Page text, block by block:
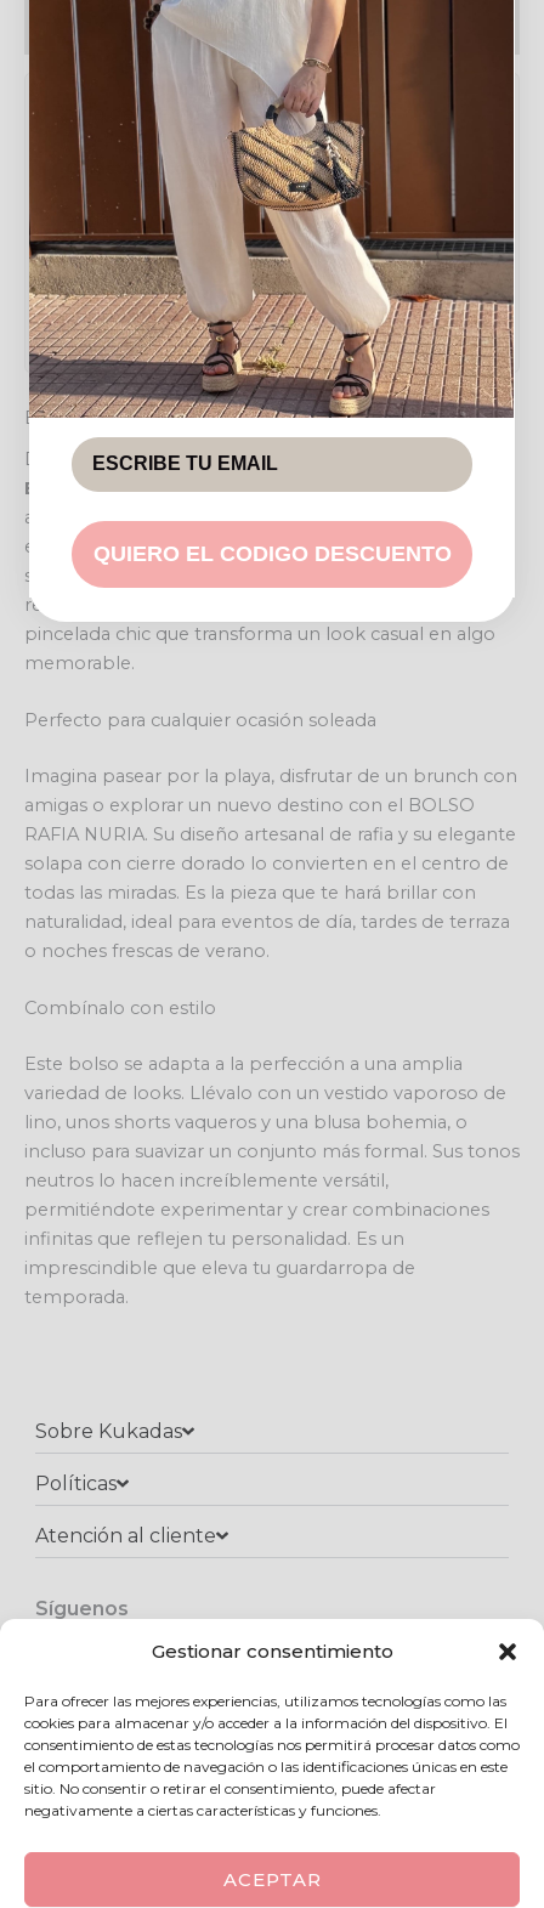
Gestionar consentimiento
Para ofrecer las mejores experiencias, utilizamos tecnologías como las
cookies para almacenar y/o acceder a la información del dispositivo. El
consentimiento de estas tecnologías nos permitirá procesar datos como
el comportamiento de navegación o las identificaciones únicas en este
sitio. No consentir o retirar el consentimiento, puede afectar
negativamente a ciertas características y funciones.
ACEPTAR
Política de devoluciones
Tabla de medidas
Característica Medida
Ancho 27 cm
Alto 24 cm
Fondo 7 cm
EL TOQUE FINAL PARA TUS DÍAS DE VERANO
Descubre el encanto natural y la versatilidad del
BOLSO RAFIA NURIA, el compañero ideal para tus
aventuras estivales. Este bolso no es solo un accesorio;
es una declaración de estilo que te envuelve en una
sensación de ligereza y sofisticación. Siente cómo
realza cada uno de tus atuendos, aportándote esa
pincelada chic que transforma un look casual en algo
memorable.
Perfecto para cualquier ocasión soleada
Imagina pasear por la playa, disfrutar de un brunch con
amigas o explorar un nuevo destino con el BOLSO
RAFIA NURIA. Su diseño artesanal de rafia y su elegante
solapa con cierre dorado lo convierten en el centro de
todas las miradas. Es la pieza que te hará brillar con
naturalidad, ideal para eventos de día, tardes de terraza
o noches frescas de verano.
Combínalo con estilo
Este bolso se adapta a la perfección a una amplia
variedad de looks. Llévalo con un vestido vaporoso de
lino, unos shorts vaqueros y una blusa bohemia, o
incluso para suavizar un conjunto más formal. Sus tonos
neutros lo hacen increíblemente versátil,
permitiéndote experimentar y crear combinaciones
infinitas que reflejen tu personalidad. Es un
imprescindible que eleva tu guardarropa de
temporada.
Sobre Kukadas
Políticas
Atención al cliente​
Síguenos
e
b
o
o
k
t
a
g
r
a
m
h
t
s
a
p
p
Copyright © 2025 Kukadas.com | Todos los derechos reservados
QUIERO EL CODIGO DESCUENTO